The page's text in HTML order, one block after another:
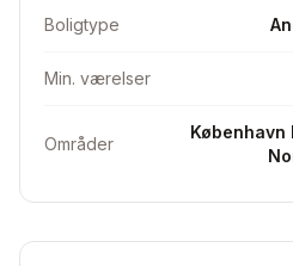
Boligtype
Min. værelser
Områder
København